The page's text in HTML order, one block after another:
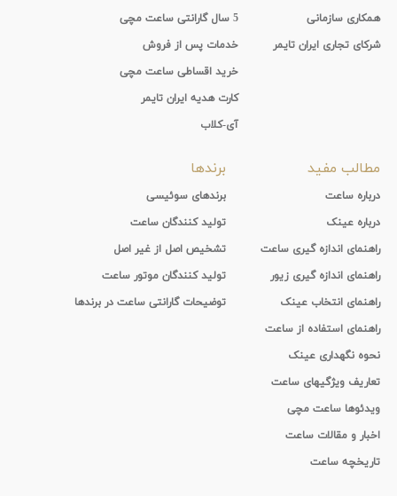
همکاری سازمانی
شرکای تجاری ایران تایمر
5 سال گارانتی ساعت مچی
خدمات پس از فروش
خرید اقساطی ساعت مچی
کارت هدیه ایران تایمر
آی-کلاب
مطالب مفید
درباره ساعت
درباره عینک
راهنمای اندازه گیری ساعت
راهنمای اندازه گیری زیور
راهنمای انتخاب عینک
راهنمای استفاده از ساعت
نحوه نگهداری عینک
تعاریف ویژگیهای ساعت
ویدئوها ساعت مچی
اخبار و مقالات ساعت
تاریخچه ساعت
برندها
برندهای سوئیسی
تولید کنندگان ساعت
تشخیص اصل از غیر اصل
تولید کنندگان موتور ساعت
توضیحات گارانتی ساعت در برندها